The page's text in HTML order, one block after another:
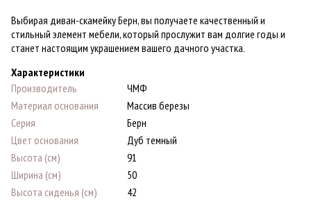
Выбирая диван-скамейку Берн, вы получаете качественный и
стильный элемент мебели, который прослужит вам долгие годы и
станет настоящим украшением вашего дачного участка.
Характеристики
Производитель
ЧМФ
Материал основания
Массив березы
Серия
Берн
Цвет основания
Дуб темный
Высота (см)
91
Ширина (см)
50
Высота сиденья (см)
42